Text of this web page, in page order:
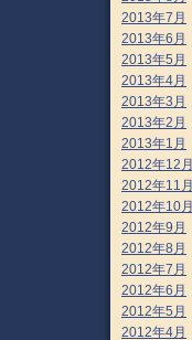
2013年7月
2013年6月
2013年5月
2013年4月
2013年3月
2013年2月
2013年1月
2012年12月
2012年11月
2012年10月
2012年9月
2012年8月
2012年7月
2012年6月
2012年5月
2012年4月